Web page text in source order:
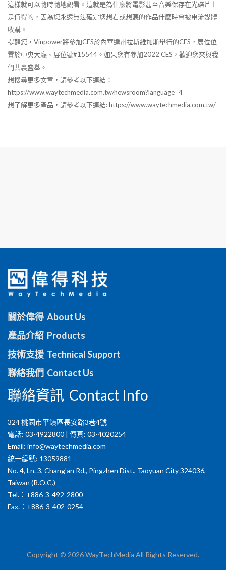
這樣就可以隨時隨地觀看。這就是為什麼將電影甚至音樂保存在光碟片上
是值得的，因為您永遠無法確定您想看或想聽的作品什麼時會被串流媒體
收購。
提醒您，Vinpower將參加CES於內華達州拉斯維加斯舉行的CES，展位位
置於中央大廳、展位號#15544。如果您有參加2022 CES，歡迎您來與我
們共襄盛舉。
想搜尋更多文章，請參考以下連結：
https://www.waytechmedia.com.tw/newsroom?language=4
想了解更多產品，請參考以下連結: https://www.waytechmedia.com.tw/
關於偉得 About Us
產品介紹 Products
技術支援 Technical Support
聯絡我們 Contact Us
聯絡資訊 Contact Info
324 桃園市平鎮區長安路3巷4號
電話: 03-4922800 | 傳真: 03-4020254
Email: info@waytechmedia.com
統一編號: 13059881
No. 4, Ln. 3, Chang'an Rd., Pingzhen Dist., Taoyuan City 324036,
Taiwan (R.O.C.)
Tel.：+886-3-492-2800
Fax.：+886-3-402-0254
Copyright © 2026 WayTechMedia All Rights Reserved.